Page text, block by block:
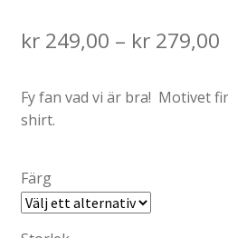
kr249,00 – kr279,00
Fy fan vad vi är bra! Motivet
shirt.
Färg